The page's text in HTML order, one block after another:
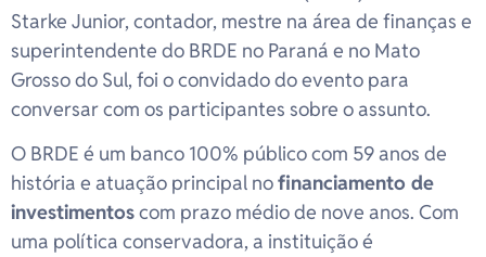
Starke Junior, contador, mestre na área de finanças e
superintendente do BRDE no Paraná e no Mato
Grosso do Sul, foi o convidado do evento para
conversar com os participantes sobre o assunto.
O BRDE é um banco 100% público com 59 anos de
história e atuação principal nofinanciamento de
investimentoscom prazo médio de nove anos. Com
uma política conservadora, a instituição é